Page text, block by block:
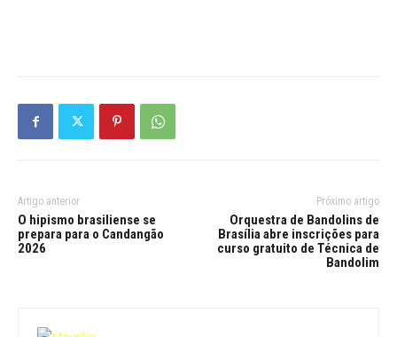
Artigo anterior
O hipismo brasiliense se
prepara para o Candangão
2026
Próximo artigo
Orquestra de Bandolins de
Brasília abre inscrições para
curso gratuito de Técnica de
Bandolim